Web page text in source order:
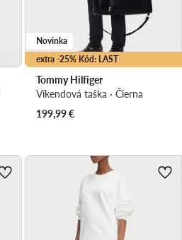
extra -25% Kód: LAST
Novinka
Tommy Hilfiger
Víkendová taška · Čierna
199,99€